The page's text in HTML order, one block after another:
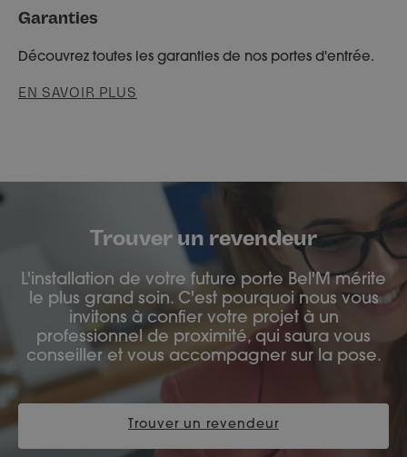
Garanties
Découvrez toutes les garanties de nos portes d'entrée.
EN SAVOIR PLUS
Trouver un revendeur
L'installation de votre future porte Bel'M mérite
le plus grand soin. C'est pourquoi nous vous
invitons à confier votre projet à un
professionnel de proximité, qui saura vous
conseiller et vous accompagner sur la pose.
Trouver un revendeur